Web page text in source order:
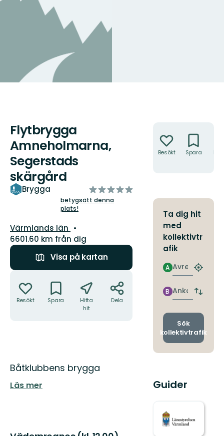
Flytbrygga
Amneholmarna,
Segerstads
skärgård
Brygga
av
5
betygsätt denna
plats!
Län:
Värmlands län
6601.60 km från dig
Visa på kartan
Besökt Spara
Hitta
hit
Dela
Beskrivning
Båtklubbens brygga
Läs mer
Besökt Spara
Ta dig hit
med
kollektivtr
afik
Avresa
A
Hitta
Ankomst
B
Byt
och
Sök
kollektivtrafik
Guider